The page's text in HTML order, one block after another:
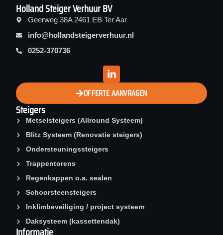
Holland Steiger Verhuur BV
Geerweg 38A 2461 EB Ter Aar
info@hollandsteigerverhuur.nl
0252-370736
Steigers
Metselsteigers (Allround Systeem)
Blitz Systeem (Renovatie steigers)
Ondersteuningssteigers
Trappentorens
Regenkappen o.a. sealen
Schoorsteen­steigers
Inklimbeveiliging / project systeem
Daksysteem (kassettendak)
OFFERTE AANVRAGEN